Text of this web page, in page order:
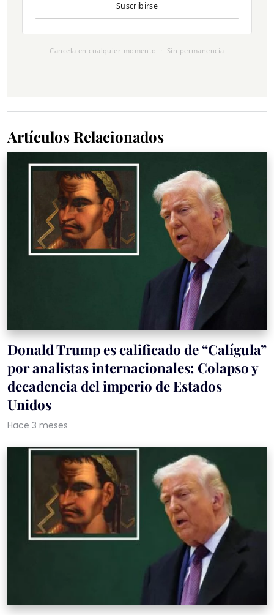
Suscribirse
Cancela en cualquier momento · Sin permanencia
Artículos Relacionados
Donald Trump es calificado de “Calígula”
por analistas internacionales: Colapso y
decadencia del imperio de Estados
Unidos
Hace 3 meses